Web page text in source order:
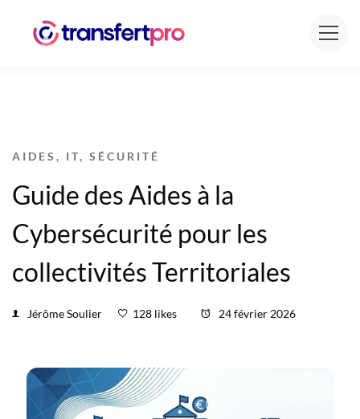
AIDES , IT, SÉCURITÉ
Guide des Aides à la
Cybersécurité pour les
collectivités Territoriales
Jérôme Soulier 128 likes 24 février 2026